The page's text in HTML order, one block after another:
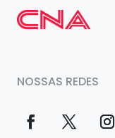
NOSSAS REDES